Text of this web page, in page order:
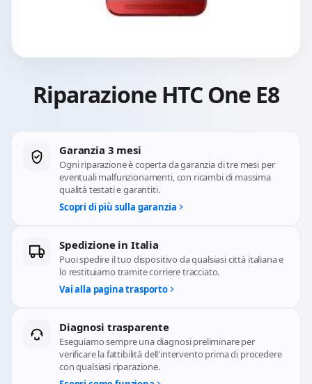
Riparazione HTC One E8
Garanzia 3 mesi
Ogni riparazione è coperta da garanzia di tre mesi per
eventuali malfunzionamenti, con ricambi di massima
qualità testati e garantiti.
Scopri di più sulla garanzia
Spedizione in Italia
Puoi spedire il tuo dispositivo da qualsiasi città italiana e
lo restituiamo tramite corriere tracciato.
Vai alla pagina trasporto
Diagnosi trasparente
Eseguiamo sempre una diagnosi preliminare per
verificare la fattibilità dell'intervento prima di procedere
con qualsiasi riparazione.